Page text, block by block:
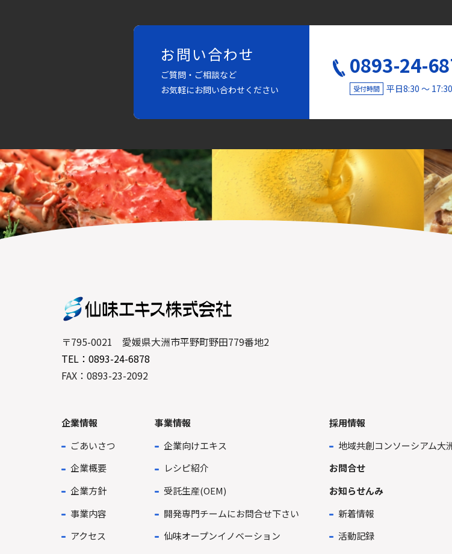
お問い合わせ
ご質問・ご相談など
お気軽にお問い合わせください
0893-24-
受付時間 平日8:30 〜 17:30
〒795-0021 愛媛県大洲市平野町野田779番地2
TEL：0893-24-6878
FAX：0893-23-2092
企業情報
ごあいさつ
企業概要
企業方針
事業内容
アクセス
事業情報
企業向けエキス
レシピ紹介
受託生産(OEM)
開発専門チームにお問合せ下さい
仙味オープンイノベーション
採用情報
地域共創コンソーシアム大
お問合せ
お知らせんみ
新着情報
活動記録